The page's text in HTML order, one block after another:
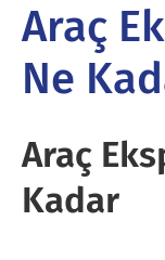
Araç
Ne
Araç
Kadar